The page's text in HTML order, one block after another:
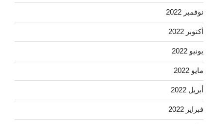
نوفمبر 2022
أكتوبر 2022
يونيو 2022
مايو 2022
أبريل 2022
فبراير 2022